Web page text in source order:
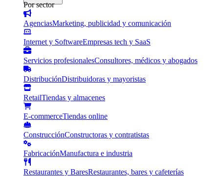
Por sector
AgenciasMarketing, publicidad y comunicación
Internet y SoftwareEmpresas tech y SaaS
Servicios profesionalesConsultores, médicos y abogados
DistribuciónDistribuidoras y mayoristas
RetailTiendas y almacenes
E-commerceTiendas online
ConstrucciónConstructoras y contratistas
FabricaciónManufactura e industria
Restaurantes y BaresRestaurantes, bares y cafeterías